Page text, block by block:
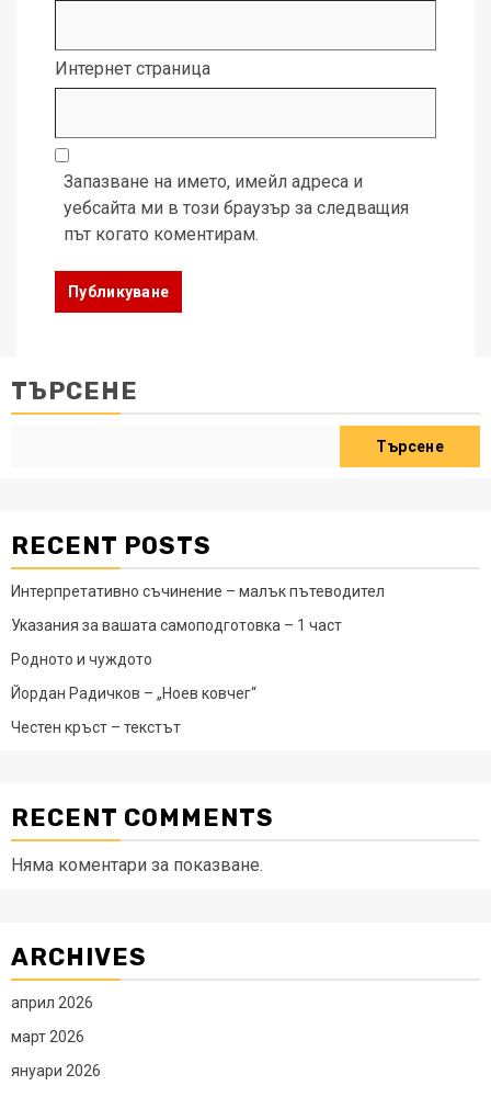
Интернет страница
Запазване на името, имейл адреса и
уебсайта ми в този браузър за следващия
път когато коментирам.
ТЪРСЕНЕ
Търсене
RECENT POSTS
Интерпретативно съчинение – малък пътеводител
Указания за вашата самоподготовка – 1 част
Родното и чуждото
Йордан Радичков – „Ноев ковчег“
Честен кръст – текстът
RECENT COMMENTS
Няма коментари за показване.
ARCHIVES
април 2026
март 2026
януари 2026